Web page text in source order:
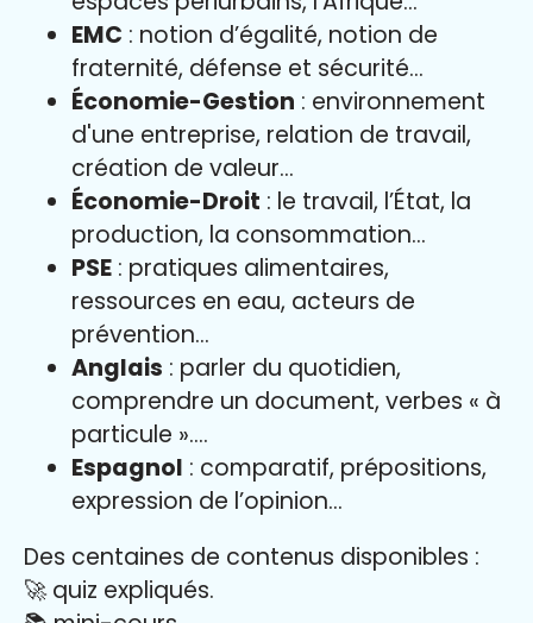
EMC : notion d’égalité, notion de
fraternité, défense et sécurité…
Économie-Gestion : environnement
d'une entreprise, relation de travail,
création de valeur…
Économie-Droit : le travail, l’État, la
production, la consommation…
PSE : pratiques alimentaires,
ressources en eau, acteurs de
prévention…
Anglais : parler du quotidien,
comprendre un document, verbes « à
particule »….
Espagnol : comparatif, prépositions,
expression de l’opinion…
Des centaines de contenus disponibles :
🚀 quiz expliqués.